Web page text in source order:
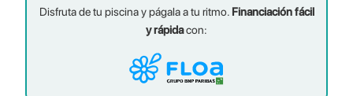
Disfruta de tu piscina y págala a tu ritmo. Financiación fácil
y rápidacon: